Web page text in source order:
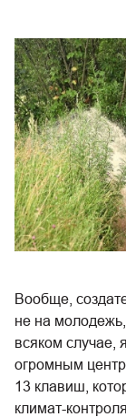
Вообще,
не на
всяком случае,
огромным
13 клавиш,
климат-